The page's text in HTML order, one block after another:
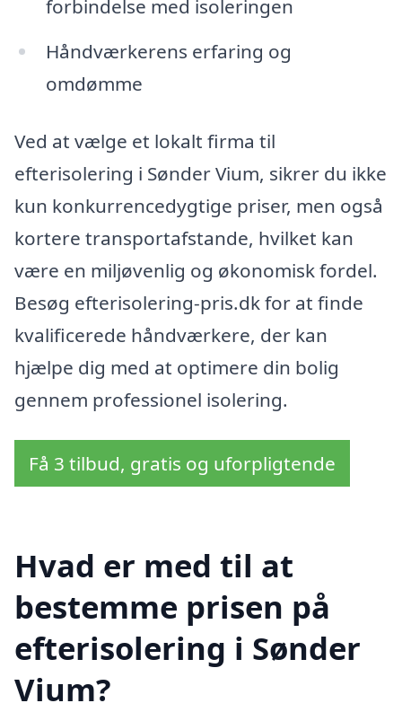
forbindelse med isoleringen
Håndværkerens erfaring og
omdømme
Ved at vælge et lokalt firma til
efterisolering i Sønder Vium, sikrer du ikke
kun konkurrencedygtige priser, men også
kortere transportafstande, hvilket kan
være en miljøvenlig og økonomisk fordel.
Besøg efterisolering-pris.dk for at finde
kvalificerede håndværkere, der kan
hjælpe dig med at optimere din bolig
gennem professionel isolering.
Få 3 tilbud, gratis og uforpligtende
Hvad er med til at
bestemme prisen på
efterisolering i Sønder
Vium?